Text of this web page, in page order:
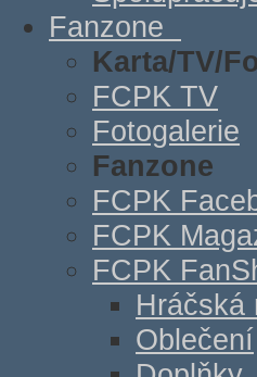
Fanzone
Karta/TV/
FCPK TV
Fotogalerie
Fanzone
FCPK
FCPK
FCPK
Hráčská
Oblečení